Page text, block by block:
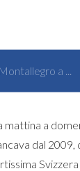
a ...
mattina a
dal 2009,